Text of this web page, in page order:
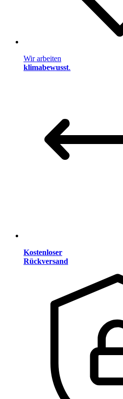
Wir arbeiten
klimabewusst.
Kostenloser
Rückversand